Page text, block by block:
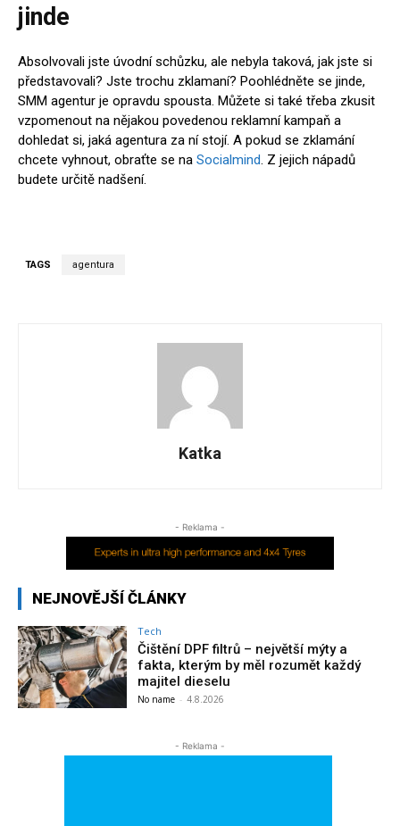
jinde
Absolvovali jste úvodní schůzku, ale nebyla taková, jak jste si
představovali? Jste trochu zklamaní? Poohlédněte se jinde,
SMM agentur je opravdu spousta. Můžete si také třeba zkusit
vzpomenout na nějakou povedenou reklamní kampaň a
dohledat si, jaká agentura za ní stojí. A pokud se zklamání
chcete vyhnout, obraťte se na Socialmind. Z jejich nápadů
budete určitě nadšení.
TAGS agentura
Katka
- Reklama -
NEJNOVĚJŠÍ ČLÁNKY
Tech
Čištění DPF filtrů – největší mýty a
fakta, kterým by měl rozumět každý
majitel dieselu
No name - 4.8.2026
- Reklama -